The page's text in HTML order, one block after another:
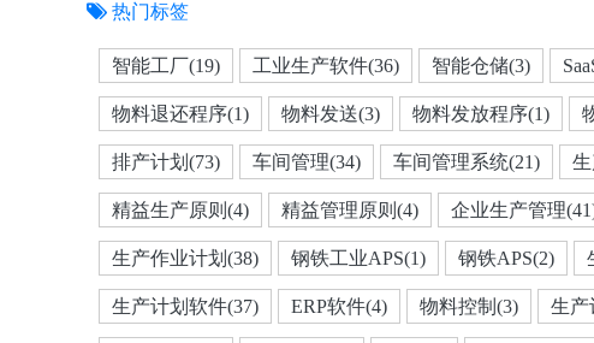
热门标签
智能工厂(19) 工业生产软件(36) 智能仓储(3)
物料退还程序(1) 物料发送(3) 物料发放程序(1)
排产计划(73) 车间管理(34) 车间管理系统(21)
精益生产原则(4) 精益管理原则(4) 企业生产管理
生产作业计划(38) 钢铁工业APS(1) 钢铁APS(2)
生产计划软件(37) ERP软件(4) 物料控制(3) 生产